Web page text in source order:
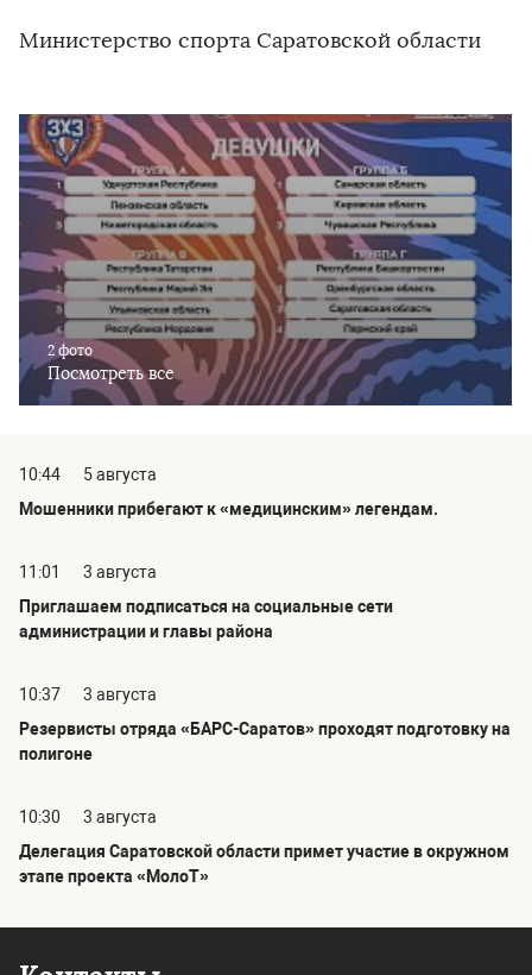
Министерство спорта Саратовской области
2 фото
Посмотреть все
10:44
5 августа
Мошенники прибегают к «медицинским» легендам.
11:01
3 августа
Приглашаем подписаться на социальные сети
администрации и главы района
10:37
3 августа
Резервисты отряда «БАРС-Саратов» проходят подготовку на
полигоне
10:30
3 августа
Делегация Саратовской области примет участие в окружном
этапе проекта «МолоТ»